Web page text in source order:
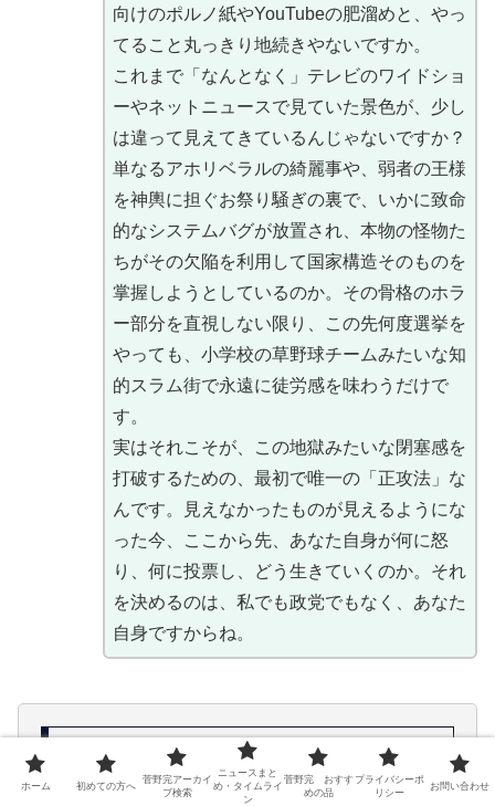
向けのポルノ紙やYouTubeの肥溜めと、やっ
てること丸っきり地続きやないですか。
これまで「なんとなく」テレビのワイドショ
ーやネットニュースで見ていた景色が、少し
は違って見えてきているんじゃないですか？
単なるアホリベラルの綺麗事や、弱者の王様
を神輿に担ぐお祭り騒ぎの裏で、いかに致命
的なシステムバグが放置され、本物の怪物た
ちがその欠陥を利用して国家構造そのものを
掌握しようとしているのか。その骨格のホラ
ー部分を直視しない限り、この先何度選挙を
やっても、小学校の草野球チームみたいな知
的スラム街で永遠に徒労感を味わうだけで
す。
実はそれこそが、この地獄みたいな閉塞感を
打破するための、最初で唯一の「正攻法」な
んです。見えなかったものが見えるようにな
った今、ここから先、あなた自身が何に怒
り、何に投票し、どう生きていくのか。それ
を決めるのは、私でも政党でもなく、あなた
自身ですからね。
このシリーズの記事一覧
ホーム 初めての方へ
菅野完アーカイ
ブ検索
ニュースまと
め・タイムライ
ン
菅野完 おすす
めの品
プライバシーポ
リシー
お問い合わせ